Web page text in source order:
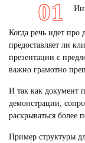
Когда речь идет про
предоставляет ли
презентации с
важно грамотно
И так как документ
демонстрации,
раскрываться более
Пример структуры